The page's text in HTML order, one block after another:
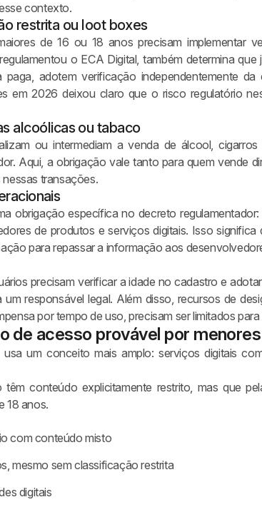
contexto.
restrita ou loot boxes
de 16 ou 18 anos precisam implementar
o ECA Digital, também determina
paga, adotem verificação independentemente
em 2026 deixou claro que o risco regulatório
alcoólicas ou tabaco
ou intermediam a venda de álcool,
Aqui, a obrigação vale tanto para quem vende
transações.
obrigação específica no decreto
de produtos e serviços digitais. Isso significa
para repassar a informação aos
precisam verificar a idade no cadastro e
responsável legal. Além disso, recursos de
por tempo de uso, precisam ser limitados
de acesso provável por menores
um conceito mais amplo: serviços digitais
conteúdo explicitamente restrito, mas que
18 anos.
com conteúdo misto
mesmo sem classificação restrita
digitais